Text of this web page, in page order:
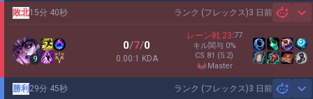
ランク (フレックス)3 日前
敗北15分 40秒
9
0/7/0
0.00:1 KDA
レーン戦 23:77
キル関与 0%
CS 81 (5.2)
master
ランク (フレックス)3 日前
勝利 29分 45秒